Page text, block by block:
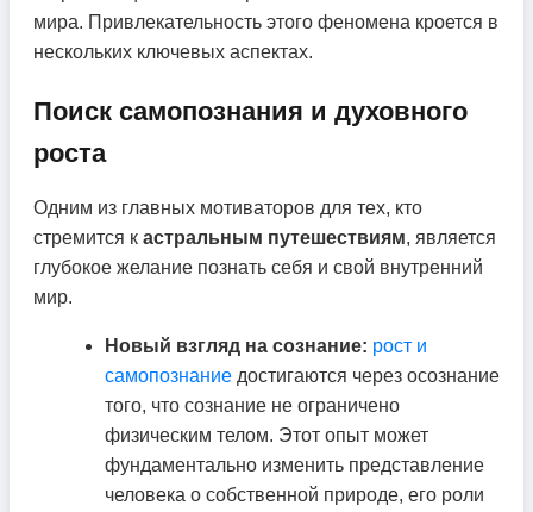
мира. Привлекательность этого феномена кроется в
нескольких ключевых аспектах.
Поиск самопознания и духовного
роста
Одним из главных мотиваторов для тех, кто
стремится к астральным путешествиям, является
глубокое желание познать себя и свой внутренний
мир.
Новый взгляд на сознание: рост и
самопознание достигаются через осознание
того, что сознание не ограничено
физическим телом. Этот опыт может
фундаментально изменить представление
человека о собственной природе, его роли